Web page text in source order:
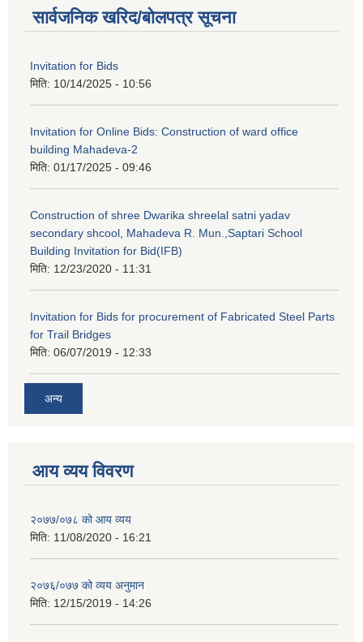
सार्वजनिक खरिद/बोलपत्र सूचना
Invitation for Bids
मिति: 10/14/2025 - 10:56
Invitation for Online Bids: Construction of ward office
building Mahadeva-2
मिति: 01/17/2025 - 09:46
Construction of shree Dwarika shreelal satni yadav
secondary shcool, Mahadeva R. Mun.,Saptari School
Building Invitation for Bid(IFB)
मिति: 12/23/2020 - 11:31
Invitation for Bids for procurement of Fabricated Steel Parts
for Trail Bridges
मिति: 06/07/2019 - 12:33
अन्य
आय व्यय विवरण
२०७७/०७८ को आय व्यय
मिति: 11/08/2020 - 16:21
२०७६/०७७ को व्यय अनुमान
मिति: 12/15/2019 - 14:26